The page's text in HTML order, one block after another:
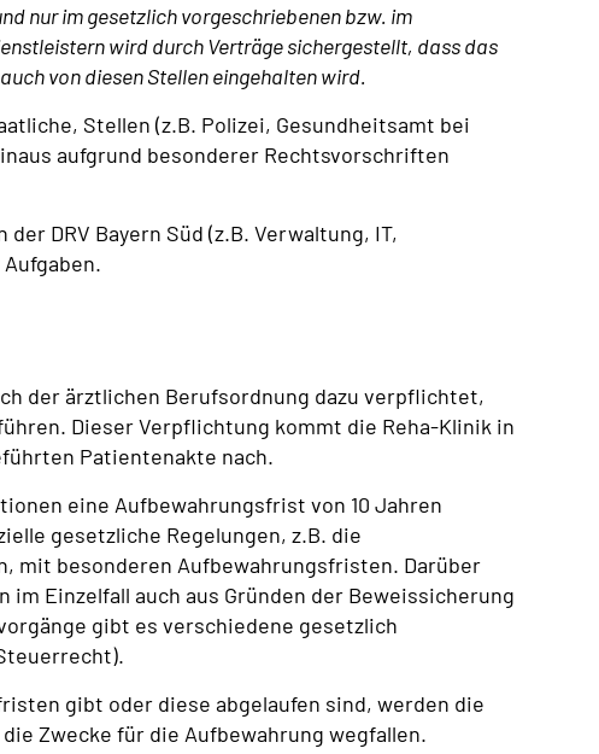
nur im gesetzlich vorgeschriebenen bzw. im
wird durch Verträge sichergestellt, dass das
von diesen Stellen eingehalten wird.
Stellen (z.B. Polizei, Gesundheitsamt bei
aufgrund besonderer Rechtsvorschriften
DRV Bayern Süd (z.B. Verwaltung, IT,
der ärztlichen Berufsordnung dazu verpflichtet,
Dieser Verpflichtung kommt die Reha-Klinik in
Patientenakte nach.
eine Aufbewahrungsfrist von 10 Jahren
gesetzliche Regelungen, z.B. die
mit besonderen Aufbewahrungsfristen. Darüber
Einzelfall auch aus Gründen der Beweissicherung
gibt es verschiedene gesetzlich
gibt oder diese abgelaufen sind, werden die
Zwecke für die Aufbewahrung wegfallen.